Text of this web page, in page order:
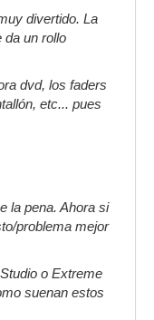
divertido. La
da un rollo
dvd, los faders
etc... pues
la pena. Ahora si
problema mejor
o Extreme
suenan estos